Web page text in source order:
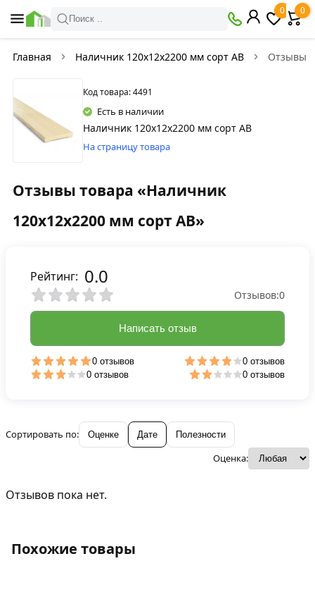
Поиск ..
0 0
Главная Наличник 120х12х2200 мм сорт АВ Отзывы
Код товара: 4491
Есть в наличии
Наличник 120х12х2200 мм сорт АВ
На страницу товара
Отзывы товара «Наличник
120х12х2200 мм сорт АВ»
Сортировать по: Оценке Дате Полезности
Оценка:
Отзывов пока нет.
Рейтинг: 0.0
Отзывов:0
Написать отзыв
0 отзывов
0 отзывов
0 отзывов
0 отзывов
Похожие товары